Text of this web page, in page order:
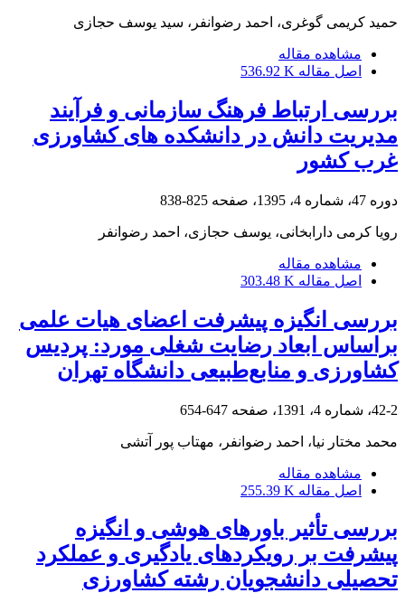
حمید کریمی گوغری، احمد رضوانفر، سید یوسف حجازی
مشاهده مقاله
اصل مقاله 536.92 K
بررسی ارتباط فرهنگ سازمانی و فرآیند
مدیریت دانش در دانشکده های کشاورزی
غرب کشور
دوره 47، شماره 4، 1395، صفحه 825-838
رویا کرمی دارابخانی، یوسف حجازی، احمد رضوانفر
مشاهده مقاله
اصل مقاله 303.48 K
بررسی انگیزه پیشرفت اعضای هیات علمی
براساس ابعاد رضایت شغلی مورد: پردیس
کشاورزی و منابع‌طبیعی دانشگاه تهران
42-2، شماره 4، 1391، صفحه 647-654
محمد مختار نیا، احمد رضوانفر، مهتاب پور آتشی
مشاهده مقاله
اصل مقاله 255.39 K
بررسی تأثیر باورهای هوشی و انگیزه
پیشرفت بر رویکردهای یادگیری و عملکرد
تحصیلی دانشجویان رشته کشاورزی